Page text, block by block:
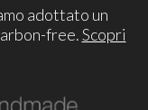
adottato un
free.Scopri